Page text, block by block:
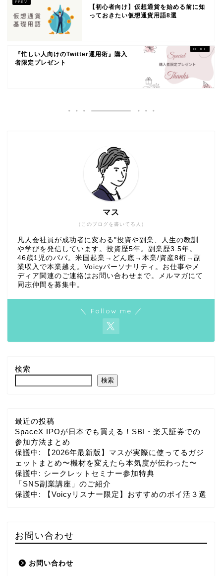
【初心者向け】仮想通貨を始める前に知
っておきたい仮想通貨用語8選
『忙しい人向けのTwitter運用術』購入
者限定プレゼント
（このブログを書いてる人）
マス
凡人会社員が成功者に変わる"投資や副業、人生の教訓
や学びを発信しています。投資歴5年。副業歴3.5年。
46歳1児のパパ。米国起業→どん底→本業/資産8桁→副
業収入で本業越え。Voicyパーソナリティ。お仕事やメ
ディア関連のご連絡はお問い合わせまで。メルマガにて
同志仲間を募集中。
＼ Follow me ／
検索
検索
最近の投稿
SpaceX IPOが日本でも買える！SBI・楽天証券での
参加方法まとめ
保護中: 【2026年最新版】マスが実際に使ってるガジ
ェットまとめ〜機材を変えたら本気度が伝わった〜
保護中: シークレットセミナー参加特典
「SNS副業講座」のご紹介
保護中: 【Voicyリスナー限定】おすすめのポイ活３選
お問い合わせ
お問い合わせ